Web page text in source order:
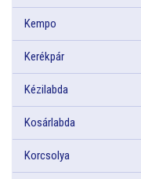
Kempo
Kerékpár
Kézilabda
Kosárlabda
Korcsolya